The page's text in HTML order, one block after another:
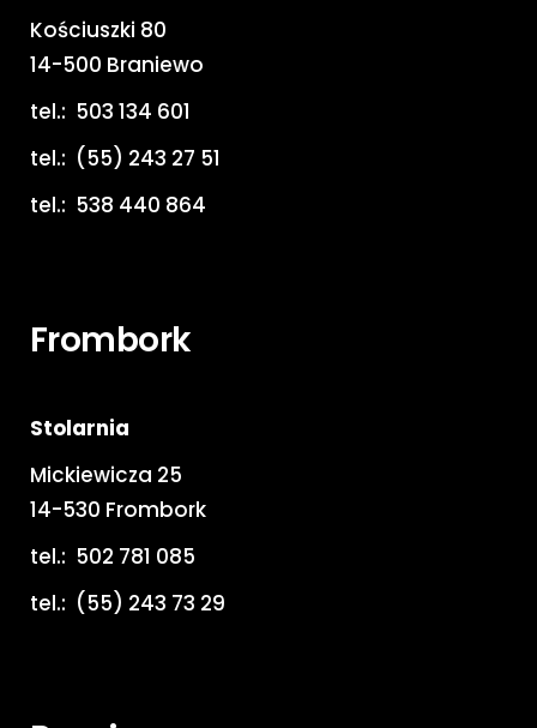
Kościuszki 80
14-500 Braniewo
tel.: 503 134 601
tel.: (55) 243 27 51
tel.: 538 440 864
Frombork
Stolarnia
Mickiewicza 25
14-530 Frombork
tel.: 502 781 085
tel.: (55) 243 73 29